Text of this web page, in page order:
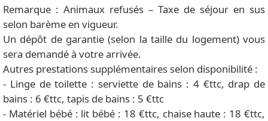
Remarque : Animaux refusés – Taxe de séjour en sus
selon barème en vigueur.
Un dépôt de garantie (selon la taille du logement) vous
sera demandé à votre arrivée.
Autres prestations supplémentaires selon disponibilité :
- Linge de toilette : serviette de bains : 4 €ttc, drap de
bains : 6 €ttc, tapis de bains : 5 €ttc
- Matériel bébé : lit bébé : 18 €ttc, chaise haute : 18 €ttc,